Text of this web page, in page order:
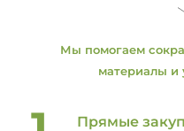
Мы помогаем
материалы и
Прямые